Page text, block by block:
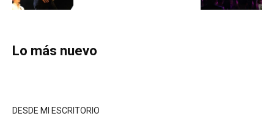
Lo más nuevo
DESDE MI ESCRITORIO